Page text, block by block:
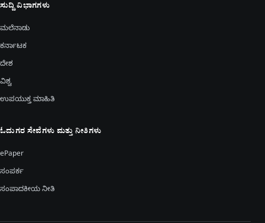
ಸುದ್ದಿ ವಿಭಾಗಗಳು
ಮಲೆನಾಡು
ಕರ್ನಾಟಕ
ದೇಶ
ವಿಶ್ವ
ಉಪಯುಕ್ತ ಮಾಹಿತಿ
ಓದುಗರ ಸೇವೆಗಳು ಮತ್ತು ನೀತಿಗಳು
ePaper
ಸಂಪರ್ಕ
ಸಂಪಾದಕೀಯ ನೀತಿ